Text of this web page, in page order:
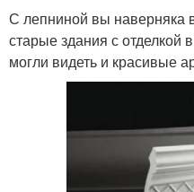
С лепниной вы наверняка
старые здания с отделкой
могли видеть и красивые